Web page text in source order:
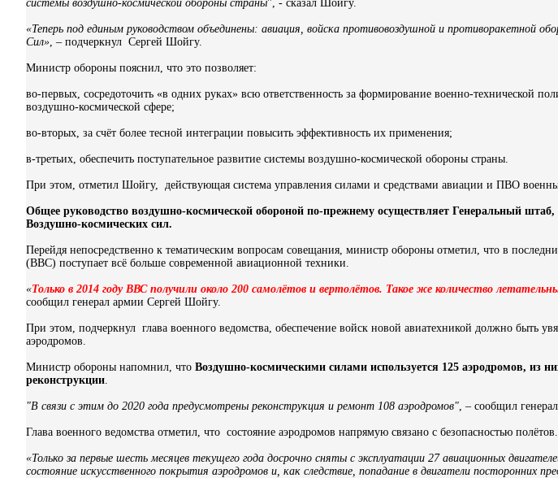
системы воздушно-космической обороны страны", - сказал Шойгу.
«Теперь под единым руководством объединены: авиация, войска противовоздушной и противоракетной
Сил» , – подчеркнул Сергей Шойгу.
Министр обороны пояснил, что это позволяет:
во-первых, сосредоточить «в одних руках» всю ответственность за формирование военно-технической
воздушно-космической сфере;
во-вторых, за счёт более тесной интеграции повысить эффективность их применения;
в-третьих, обеспечить поступательное развитие системы воздушно-­космической обороны страны.
При этом, отметил Шойгу, действующая система управления силами и средствами авиации и ПВО
Общее руководство воздушно-космической обороной по-прежнему осуществляет Генеральный штаб,
Воздушно-космических сил.
Перейдя непосредственно к тематическим вопросам совещания, министр обороны отметил, что в
(ВВС) поступает всё больше современной авиационной техники.
«Только в 2014 году ВВС получили около 200 самолётов и вертолётов. Такое же количество
сообщил генерал армии Сергей Шойгу.
При этом, подчеркнул глава военного ведомства, обеспечение войск новой авиатехникой должно быть
аэродромов.
Министр обороны напомнил, что Воздушно-космическими силами используется 125 аэродромов, из
реконструкции
"В связи с этим до 2020 года предусмотрены реконструкция и ремонт 108 аэродромов" , – сообщил
Глава военного ведомства отметил, что состояние аэродромов напрямую связано с безопасностью полётов.
«Только за первые шесть месяцев текущего года досрочно сняты с эксплуатации 27 авиационных
состояние искусственного покрытия аэродромов и, как следствие, попадание в двигатели посторонних